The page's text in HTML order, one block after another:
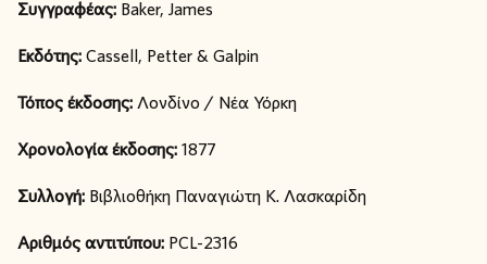
Συγγραφέας: Baker, James
Εκδότης:Cassell, Petter & Galpin
Τόπος έκδοσης:Λονδίνο / Νέα Υόρκη
Χρονολογία έκδοσης:1877
Συλλογή: Βιβλιοθήκη Παναγιώτη Κ. Λασκαρίδη
Αριθμός αντιτύπου: PCL-2316